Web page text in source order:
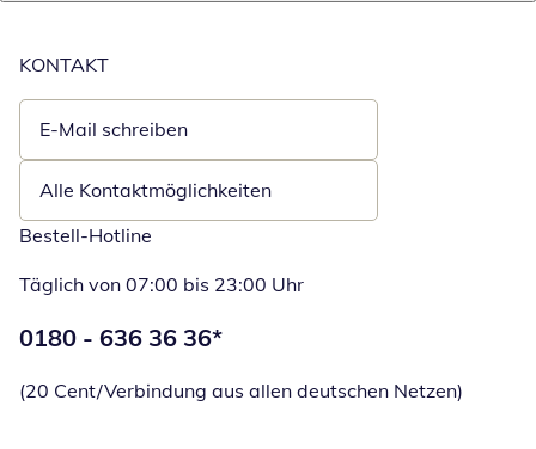
KONTAKT
E-Mail schreiben
Öffnet E-Mail-Client
Alle Kontaktmöglichkeiten
Bestell-Hotline
Täglich von 07:00 bis 23:00 Uhr
Telefonnummer:
0180 - 636 36 36*
(20 Cent/Verbindung aus allen deutschen Netzen)